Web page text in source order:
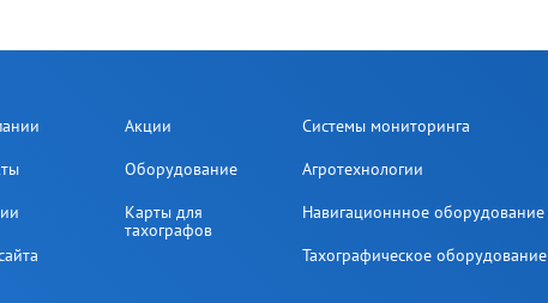
Акции
Оборудование
Карты для
тахографов
Системы мониторинга
Агротехнологии
Навигационнное оборудование
Тахографическое оборудование